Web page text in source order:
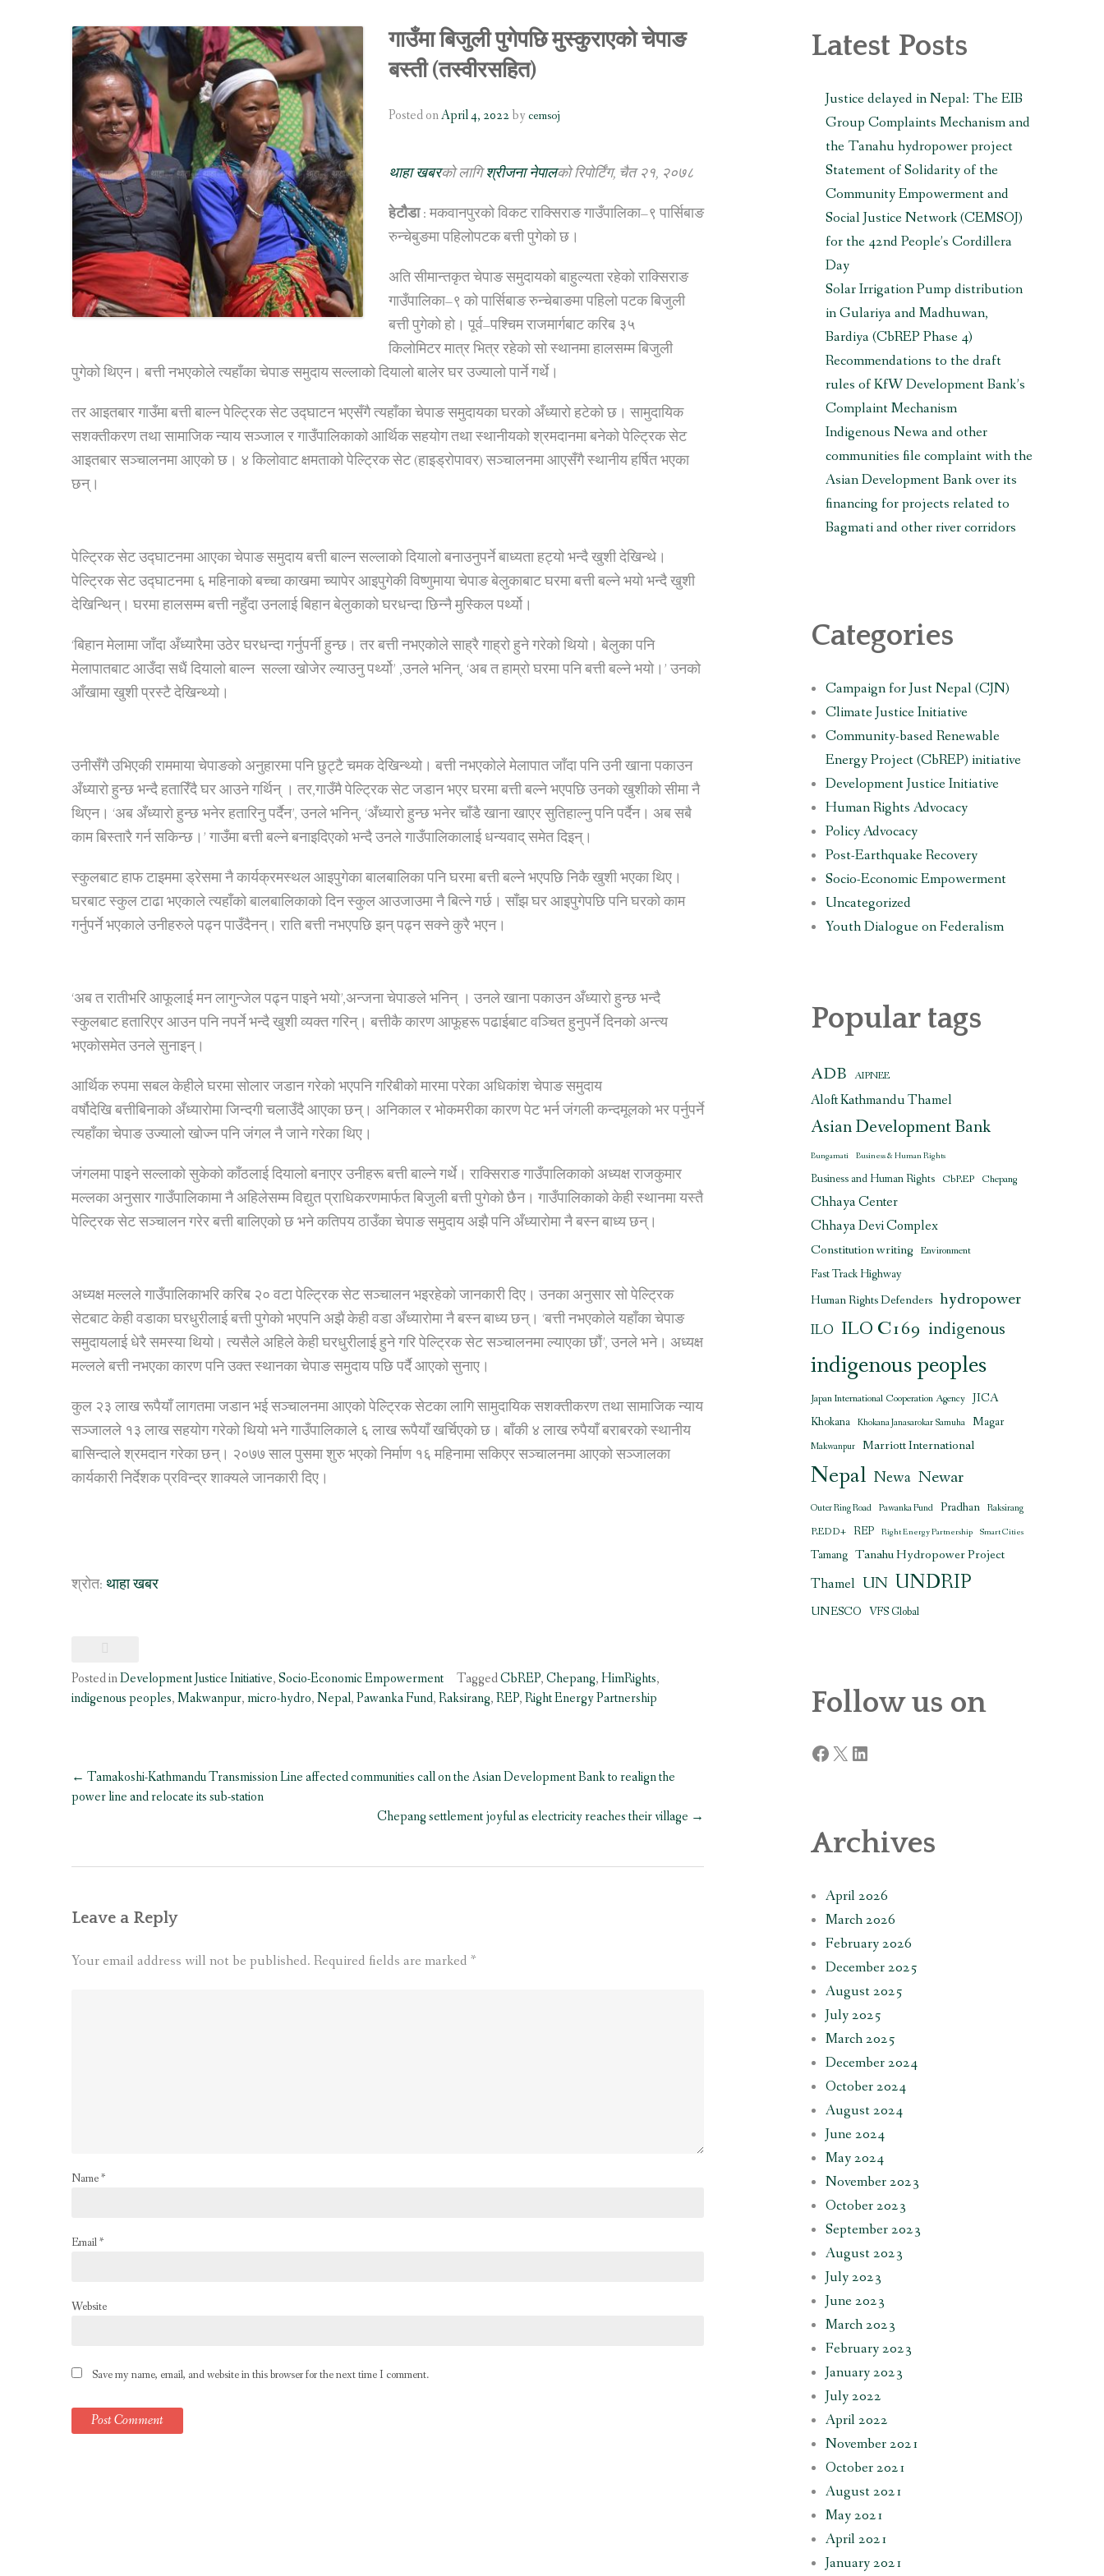
CHOBHAR DRY PORT
RICE AND FLOUR GRINDING MILL FOR WOMEN’S EMPOWERMENT AT SALENI TAAR OF RAKSIRANG, MAKWANPUR (CBREP PHASE 3)
6 KW SALENI TAAR PICO HYDROPOWER PROJECT, RAKSIRANG, MAKWANPUR (CBREP PHASE 2)
4KW PICO-HYDROPOWER PLANT IN PARSIBANG, RAKSIRANG, MAKWANPUR (CBREP PILOT)
गाउँमा बिजुली पुगेपछि मुस्कुराएको चेपाङ
बस्ती (तस्वीरसहित)
Posted onApril 4, 2022by cemsoj
थाहा खबरको लागिश्रीजना नेपालको रिपोर्टिंग, चैत २१, २०७८
हेटौैडा: मकवानपुरको विकट राक्सिराङ गाउँपालिका–९ पार्सिबाङ
रुन्चेबुङमा पहिलोपटक बत्ती पुगेको छ।
अति सीमान्तकृत चेपाङ समुदायको बाहुल्यता रहेको राक्सिराङ
गाउँपालिका–९ को पार्सिबाङ रुन्चेबाङमा पहिलो पटक बिजुली
बत्ती पुगेको हो। पूर्व–पश्चिम राजमार्गबाट करिब ३५
किलोमिटर मात्र भित्र रहेको सो स्थानमा हालसम्म बिजुली
पुगेको थिएन। बत्ती नभएकोले त्यहाँका चेपाङ समुदाय सल्लाको दियालो बालेर घर उज्यालो पार्ने गर्थे।
तर आइतबार गाउँमा बत्ती बाल्न पेल्ट्रिक सेट उद्घाटन भएसँगै त्यहाँका चेपाङ समुदायका घरको अँध्यारो हटेको छ। सामुदायिक
सशक्तीकरण तथा सामाजिक न्याय सञ्जाल र गाउँपालिकाको आर्थिक सहयोग तथा स्थानीयको श्रमदानमा बनेको पेल्ट्रिक सेट
आइतबार सञ्चालनमा आएको छ। ४ किलोवाट क्षमताको पेल्ट्रिक सेट (हाइड्रोपावर) सञ्चालनमा आएसँगै स्थानीय हर्षित भएका
छन्।
पेल्ट्रिक सेट उद्घाटनमा आएका चेपाङ समुदाय बत्ती बाल्न सल्लाको दियालो बनाउनुपर्ने बाध्यता हट्यो भन्दै खुशी देखिन्थे।
पेल्ट्रिक सेट उद्घाटनमा ६ महिनाको बच्चा काखमा च्यापेर आइपुगेकी विष्णुमाया चेपाङ बेलुकाबाट घरमा बत्ती बल्ने भयो भन्दै खुशी
देखिन्थिन्। घरमा हालसम्म बत्ती नहुँदा उनलाई बिहान बेलुकाको घरधन्दा छिन्नै मुस्किल पर्थ्यो।
‘बिहान मेलामा जाँदा अँध्यारैमा उठेर घरधन्दा गर्नुपर्नी हुन्छ। तर बत्ती नभएकोले साह्रै गाह्रो हुने गरेको थियो। बेलुका पनि
मेलापातबाट आउँदा सधैं दियालो बाल्न सल्ला खोजेर ल्याउनु पर्थ्यो’ ,उनले भनिन्, ‘अब त हाम्रो घरमा पनि बत्ती बल्ने भयो।’ उनको
आँखामा खुशी प्रस्टै देखिन्थ्यो।
उनीसँगै उभिएकी राममाया चेपाङको अनुहारमा पनि छुट्टै चमक देखिन्थ्यो। बत्ती नभएकोले मेलापात जाँदा पनि उनी खाना पकाउन
अँध्यारो हुन्छ भन्दै हतारिँदै घर आउने गर्थिन् । तर,गाउँमै पेल्ट्रिक सेट जडान भएर घरमा बत्ती बल्ने भएपछि उनको खुशीको सीमा नै
थिएन। ‘अब अँध्यारो हुन्छ भनेर हतारिनु पर्दैन’, उनले भनिन्, ‘अँध्यारो हुन्छ भनेर चाँडै खाना खाएर सुतिहाल्नु पनि पर्दैन। अब सबै
काम बिस्तारै गर्न सकिन्छ।’ गाउँमा बत्ती बल्ने बनाइदिएको भन्दै उनले गाउँपालिकालाई धन्यवाद् समेत दिइन्।
स्कुलबाट हाफ टाइममा ड्रेसमा नै कार्यक्रमस्थल आइपुगेका बालबालिका पनि घरमा बत्ती बल्ने भएपछि निकै खुशी भएका थिए।
घरबाट स्कुल टाढा भएकाले त्यहाँको बालबालिकाको दिन स्कुल आउजाउमा नै बित्ने गर्छ। साँझ घर आइपुगेपछि पनि घरको काम
गर्नुपर्ने भएकाले उनीहरुले पढ्न पाउँदैनन्। राति बत्ती नभएपछि झन् पढ्न सक्ने कुरै भएन।
‘अब त रातीभरि आफूलाई मन लागुन्जेल पढ्न पाइने भयो’,अन्जना चेपाङले भनिन् । उनले खाना पकाउन अँध्यारो हुन्छ भन्दै
स्कुलबाट हतारिएर आउन पनि नपर्ने भन्दै खुशी व्यक्त गरिन्। बत्तीकै कारण आफूहरू पढाईबाट वञ्चित हुनुपर्ने दिनको अन्त्य
भएकोसमेत उनले सुनाइन्।
आर्थिक रुपमा सबल केहीले घरमा सोलार जडान गरेको भएपनि गरिबीको मारमा परेका अधिकांश चेपाङ समुदाय
वर्षौदेखि बत्तीबिनाको अँध्यारोमा जिन्दगी चलाउँदै आएका छन्। अनिकाल र भोकमरीका कारण पेट भर्न जंगली कन्दमूलको भर पर्नुपर्ने
त्यहाँका चेपाङ उज्यालो खोज्न पनि जंगल नै जाने गरेका थिए।
जंगलमा पाइने सल्लाको सुकेको काँठलाई दियालो बनाएर उनीहरू बत्ती बाल्ने गर्थे। राक्सिराङ गाउँपालिकाको अध्यक्ष राजकुमार
मल्लका अनुसार गाउँपालिकामा नै अहिलेसम्म विद्युत प्राधिकरणमार्फत बिजुली बत्ती पुगेको छैन। गाउँपालिकाको केही स्थानमा यस्तै
पेल्ट्रिक सेट सञ्चालन गरेर बत्ती बालिएको छ भने कतिपय ठाउँका चेपाङ समुदाय अझै पनि अँध्यारोमा नै बस्न बाध्य छन्।
अध्यक्ष मल्लले गाउँपालिकाभरि करिब २० वटा पेल्ट्रिक सेट सञ्चालन भइरहेको जानकारी दिए। उनका अनुसार सो पेल्ट्रिक
सेटबाट केही वडाका घरधुरीलाई बत्ती पुगेको भएपनि अझै केही वडा अँध्यारोमा नै बस्न बाध्य छन्। ‘बत्ती नभएकोले यहाँका चेपाङ
समुदायलाई धेरै समस्या थियो। त्यसैले अहिले केही घरधुरीलाई हुने गरि पेल्ट्रिक सेट सञ्चालनमा ल्याएका छौं’, उनले भने। अध्यक्ष
मल्लले बत्ती नभएका कारण पनि उक्त स्थानका चेपाङ समुदाय पछि पर्दै आएको सुनाए।
कुल २३ लाख रूपैयाँ लागतमा जडान भई सञ्चालनमा आएको पेल्ट्रिक सेटका लागि सामुदायिक सशक्तीकरण तथा सामाजिक न्याय
सञ्जालले १३ लाख सहयोग गरेको थियो भने गाउँपालिकाले ६ लाख रूपैयाँ खर्चिएको छ। बाँकी ४ लाख रुपैयाँ बराबरको स्थानीय
बासिन्दाले श्रमदान गरेका छन्। २०७७ साल पुसमा शुरु भएको निर्माण १६ महिनामा सकिएर सञ्चालनमा आएको सञ्जालका
कार्यकारी निर्देशक प्रविन्द्र शाक्यले जानकारी दिए।
श्रोत: थाहा खबर
Posted inDevelopment Justice Initiative,Socio-Economic Empowerment TaggedCbREP,Chepang,HimRights,
indigenous peoples,Makwanpur,micro-hydro,Nepal,Pawanka Fund,Raksirang,REP,Right Energy Partnership
Post
navigation
← Tamakoshi-Kathmandu Transmission Line affected communities call on the Asian Development Bank to realign the
power line and relocate its sub-station
Chepang settlement joyful as electricity reaches their village →
Leave a Reply
Your email address will not be published. Required fields are marked *
Name*
Email*
Website
Save my name, email, and website in this browser for the next time I comment.
Latest Posts
Justice delayed in Nepal: The EIB
Group Complaints Mechanism and
the Tanahu hydropower project
Statement of Solidarity of the
Community Empowerment and
Social Justice Network (CEMSOJ)
for the 42nd People’s Cordillera
Day
Solar Irrigation Pump distribution
in Gulariya and Madhuwan,
Bardiya (CbREP Phase 4)
Recommendations to the draft
rules of KfW Development Bank’s
Complaint Mechanism
Indigenous Newa and other
communities file complaint with the
Asian Development Bank over its
financing for projects related to
Bagmati and other river corridors
Categories
Campaign for Just Nepal (CJN)
Climate Justice Initiative
Community-based Renewable
Energy Project (CbREP) initiative
Development Justice Initiative
Human Rights Advocacy
Policy Advocacy
Post-Earthquake Recovery
Socio-Economic Empowerment
Uncategorized
Youth Dialogue on Federalism
Popular tags
ADB AIPNEE
Aloft Kathmandu Thamel
Asian Development Bank
Bungamati Business & Human Rights
Business and Human Rights CbREP Chepang
Chhaya Center
Chhaya Devi Complex
Constitution writing Environment
Fast Track Highway
Human Rights Defenders hydropower
ILO ILO C169 indigenous
indigenous peoples
Japan International Cooperation Agency JICA
Khokana Khokana Janasarokar Samuha Magar
Makwanpur Marriott International
Nepal Newa Newar
Outer Ring Road Pawanka Fund Pradhan Raksirang
REDD+ REP Right Energy Partnership Smart Cities
Tamang Tanahu Hydropower Project
Thamel UN UNDRIP
UNESCO VFS Global
Follow us on
Facebook
X LinkedIn
Archives
April 2026
March 2026
February 2026
December 2025
August 2025
July 2025
March 2025
December 2024
October 2024
August 2024
June 2024
May 2024
November 2023
October 2023
September 2023
August 2023
July 2023
June 2023
March 2023
February 2023
January 2023
July 2022
April 2022
November 2021
October 2021
August 2021
May 2021
April 2021
January 2021